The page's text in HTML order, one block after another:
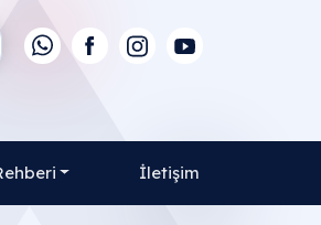
İletişim